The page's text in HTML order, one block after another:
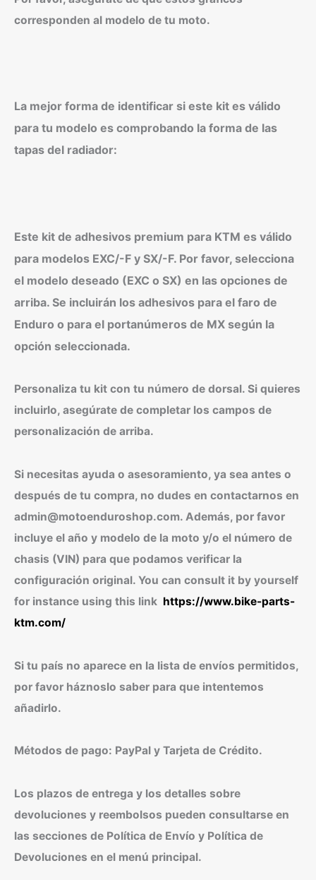
corresponden al modelo de tu moto.
La mejor forma de identificar si este kit es válido
para tu modelo es comprobando la forma de las
tapas del radiador:
Este kit de adhesivos premium para KTM es válido
para modelos EXC/-F y SX/-F. Por favor, selecciona
el modelo deseado (EXC o SX) en las opciones de
arriba. Se incluirán los adhesivos para el faro de
Enduro o para el portanúmeros de MX según la
opción seleccionada.
Personaliza tu kit con tu número de dorsal. Si quieres
incluirlo, asegúrate de completar los campos de
personalización de arriba.
Si necesitas ayuda o asesoramiento, ya sea antes o
después de tu compra, no dudes en contactarnos en
admin@motoenduroshop.com. Además, por favor
incluye el año y modelo de la moto y/o el número de
chasis (VIN) para que podamos verificar la
configuración original. You can consult it by yourself
for instance using this link https://www.bike-parts-
ktm.com/
Si tu país no aparece en la lista de envíos permitidos,
por favor háznoslo saber para que intentemos
añadirlo.
Métodos de pago: PayPal y Tarjeta de Crédito.
Los plazos de entrega y los detalles sobre
devoluciones y reembolsos pueden consultarse en
las secciones de Política de Envío y Política de
Devoluciones en el menú principal.